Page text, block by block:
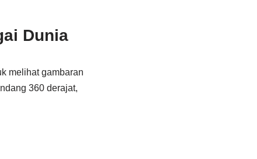
Dunia
melihat gambaran
360 derajat,